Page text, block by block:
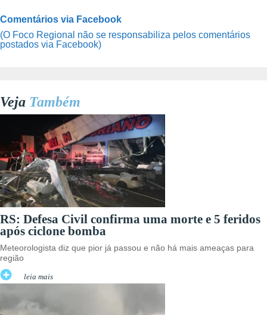
Comentários via Facebook
(O Foco Regional não se responsabiliza pelos comentários
postados via Facebook)
Veja Também
RS: Defesa Civil confirma uma morte e 5 feridos
após ciclone bomba
Meteorologista diz que pior já passou e não há mais ameaças para
região
leia mais